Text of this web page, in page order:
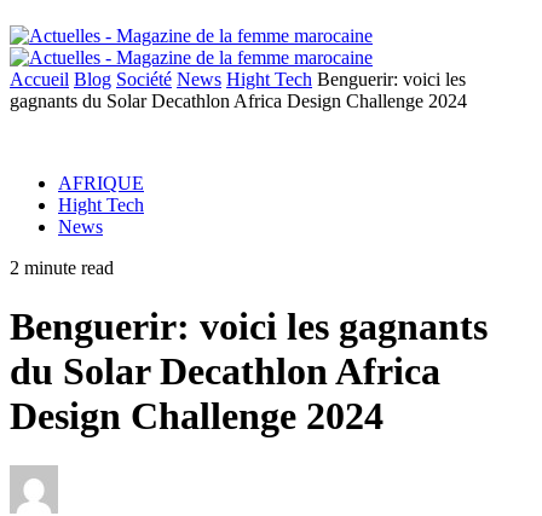
Accueil Blog Société News Hight Tech Benguerir: voici les
gagnants du Solar Decathlon Africa Design Challenge 2024
AFRIQUE
Hight Tech
News
2 minute read
Benguerir: voici les gagnants
du Solar Decathlon Africa
Design Challenge 2024